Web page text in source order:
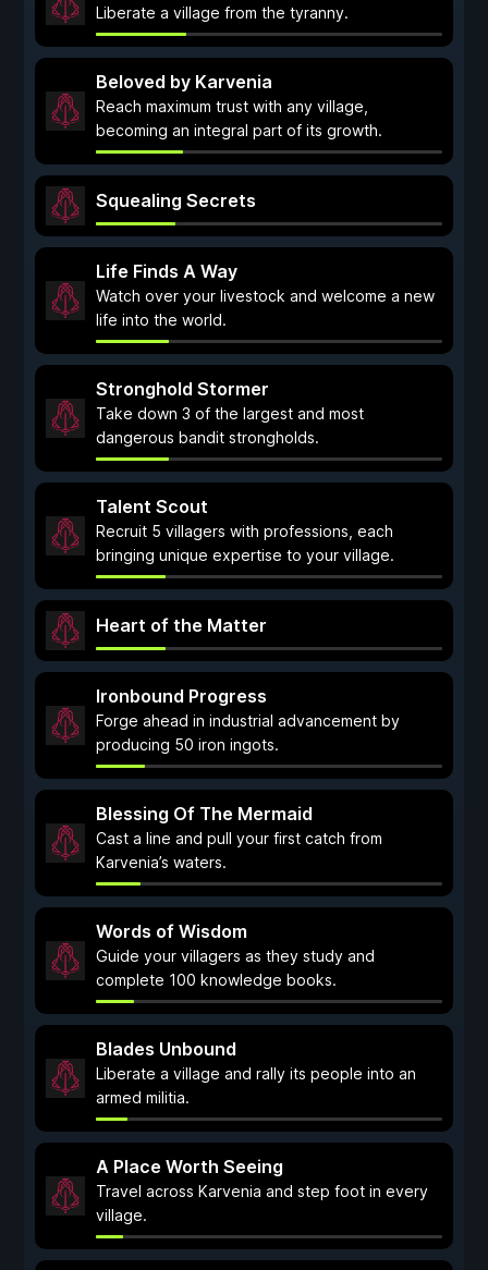
Liberate a village from the tyranny.
Beloved by Karvenia
Reach maximum trust with any village,
becoming an integral part of its growth.
Squealing Secrets
Life Finds A Way
Watch over your livestock and welcome a new
life into the world.
Stronghold Stormer
Take down 3 of the largest and most
dangerous bandit strongholds.
Talent Scout
Recruit 5 villagers with professions, each
bringing unique expertise to your village.
Heart of the Matter
Ironbound Progress
Forge ahead in industrial advancement by
producing 50 iron ingots.
Blessing Of The Mermaid
Cast a line and pull your first catch from
Karvenia’s waters.
Words of Wisdom
Guide your villagers as they study and
complete 100 knowledge books.
Blades Unbound
Liberate a village and rally its people into an
armed militia.
A Place Worth Seeing
Travel across Karvenia and step foot in every
village.